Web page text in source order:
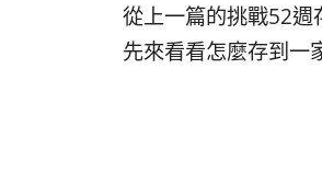
從上一篇的挑戰52週
先來看看怎麼存到一